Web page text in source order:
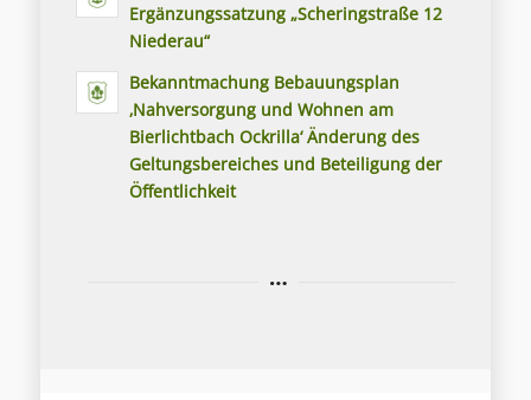
Ergänzungssatzung „Scheringstraße 12
Niederau“
Bekanntmachung Bebauungsplan
‚Nahversorgung und Wohnen am
Bierlichtbach Ockrilla‘ Änderung des
Geltungsbereiches und Beteiligung der
Öffentlichkeit